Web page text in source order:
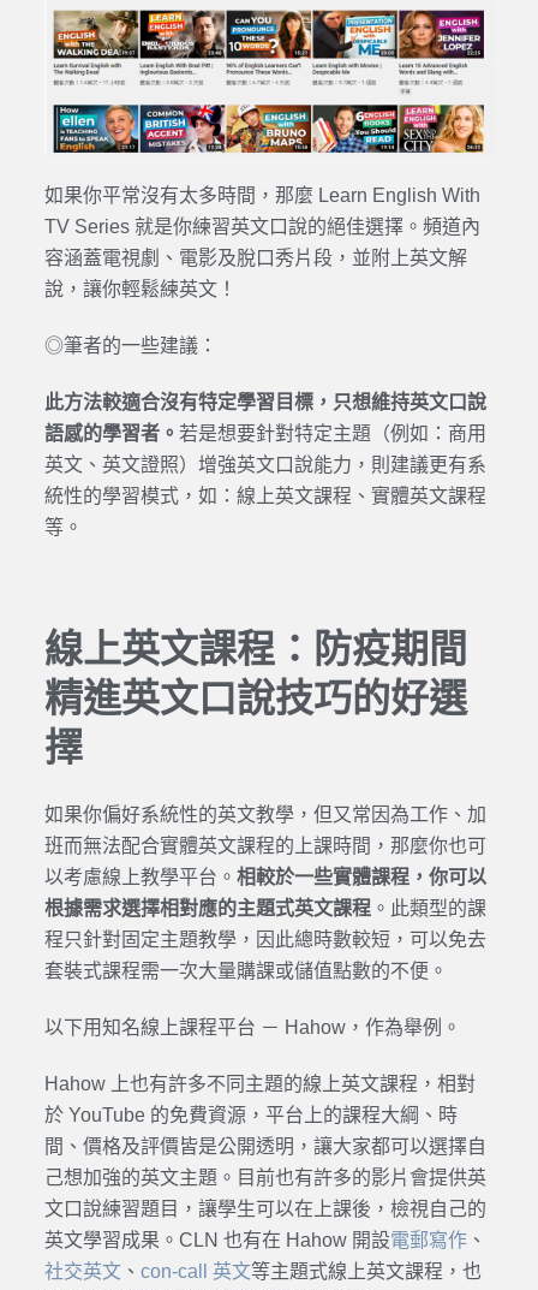
如果你平常沒有太多時間，那麼 Learn English With
TV Series 就是你練習英文口說的絕佳選擇。頻道內
容涵蓋電視劇、電影及脫口秀片段，並附上英文解
說，讓你輕鬆練英文！
◎筆者的一些建議：
此方法較適合沒有特定學習目標，只想維持英文口說
語感的學習者。 若是想要針對特定主題（例如：商用
英文、英文證照）增強英文口說能力，則建議更有系
統性的學習模式，如：線上英文課程、實體英文課程
等。
線上英文課程：防疫期間
精進英文口說技巧的好選
擇
如果你偏好系統性的英文教學，但又常因為工作、加
班而無法配合實體英文課程的上課時間，那麼你也可
以考慮線上教學平台。 相較於一些實體課程，你可以
根據需求選擇相對應的主題式英文課程。此類型的課
程只針對固定主題教學，因此總時數較短，可以免去
套裝式課程需一次大量購課或儲值點數的不便。
以下用知名線上課程平台 － Hahow，作為舉例。
Hahow 上也有許多不同主題的線上英文課程，相對
於 YouTube 的免費資源，平台上的課程大綱、時
間、價格及評價皆是公開透明，讓大家都可以選擇自
己想加強的英文主題。目前也有許多的影片會提供英
文口說練習題目，讓學生可以在上課後，檢視自己的
英文學習成果。CLN 也有在 Hahow 開設電郵寫作、
社交英文、 con-call 英文等主題式線上英文課程，也